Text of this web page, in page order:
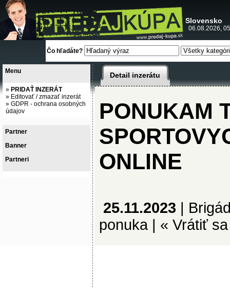
Slovensko
06.08.2026,
Čo hľadáte?
Menu
» PRIDAŤ INZERÁT
» Editovať / zmazať inzerát
» GDPR - ochrana osobných
údajov
Partner
Banner
Partneri
Detail inzerátu
PONUKAM
ONLINE
25.11.2023 |
ponuka | « Vrátiť